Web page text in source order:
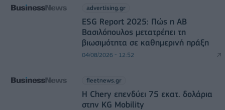
advertising.gr
ESG Report 2025: Πώς η ΑΒ
Βασιλόπουλος μετατρέπει τη
βιωσιμότητα σε καθημερινή πράξη
04/08/2026 - 12:52
fleetnews.gr
Η Chery επενδύει 75 εκατ. δολάρια
στην KG Mobility